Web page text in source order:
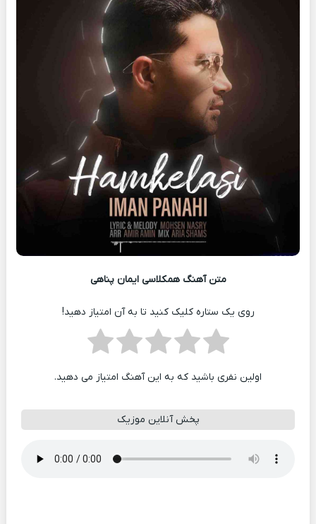
متن آهنگ همکلاسی ایمان پناهی
روی یک ستاره کلیک کنید تا به آن امتیاز دهید!
اولین نفری باشید که به این آهنگ امتیاز می دهید.
پخش آنلاین موزیک